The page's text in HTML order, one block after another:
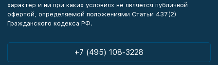
характер и ни при каких условиях не является публичной
офертой, определяемой положениями Статьи 437(2)
Гражданского кодекса РФ.
+7 (495) 108-3228